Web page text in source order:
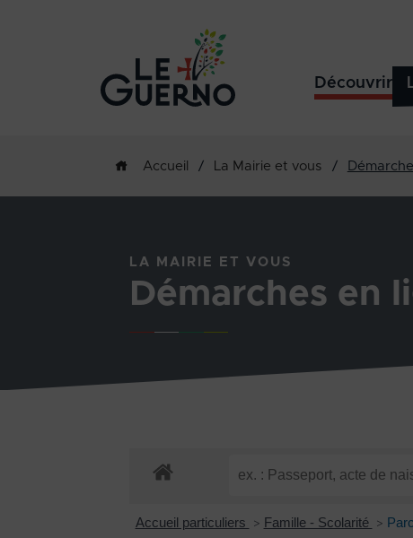
Découvrir
Accueil / La Mairie et vous /
LA MAIRIE ET VOUS
Démarches en
Accueil particuliers > Famille - Scolarité >